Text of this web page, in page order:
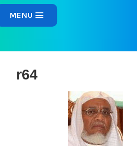
MENU
r64